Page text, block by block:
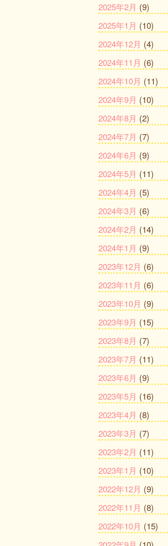
2025年2月 (9)
2025年1月 (10)
2024年12月 (4)
2024年11月 (6)
2024年10月 (11)
2024年9月 (10)
2024年8月 (2)
2024年7月 (7)
2024年6月 (9)
2024年5月 (11)
2024年4月 (5)
2024年3月 (6)
2024年2月 (14)
2024年1月 (9)
2023年12月 (6)
2023年11月 (6)
2023年10月 (9)
2023年9月 (15)
2023年8月 (7)
2023年7月 (11)
2023年6月 (9)
2023年5月 (16)
2023年4月 (8)
2023年3月 (7)
2023年2月 (11)
2023年1月 (10)
2022年12月 (9)
2022年11月 (8)
2022年10月 (15)